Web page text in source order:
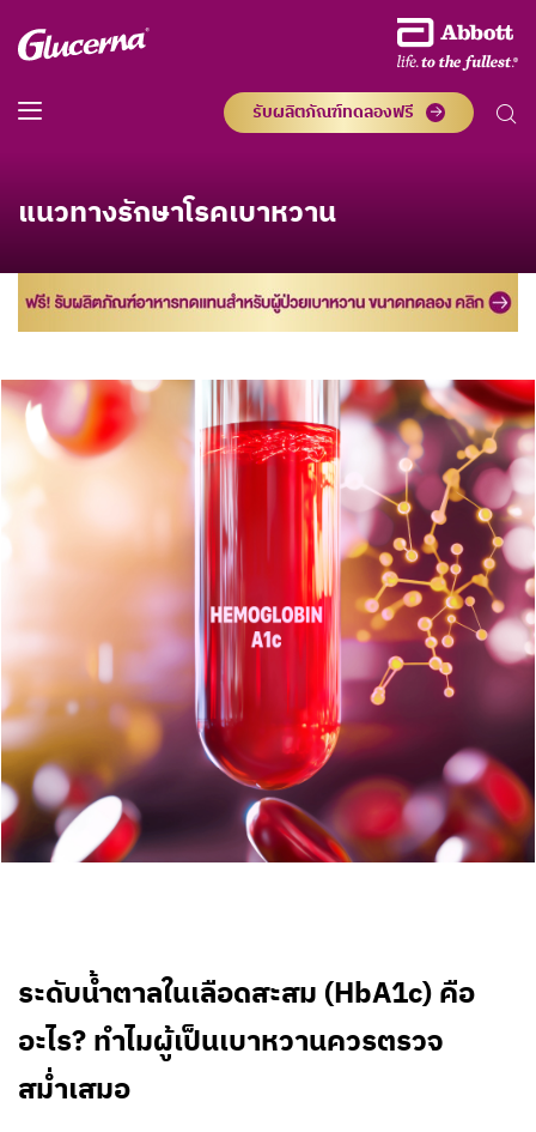
รับผลิตภัณฑ์ทดลองฟรี
แนวทางรักษาโรคเบาหวาน
ระดับน้ำตาลในเลือดสะสม (HbA1c) คือ
อะไร? ทำไมผู้เป็นเบาหวานควรตรวจ
สม่ำเสมอ